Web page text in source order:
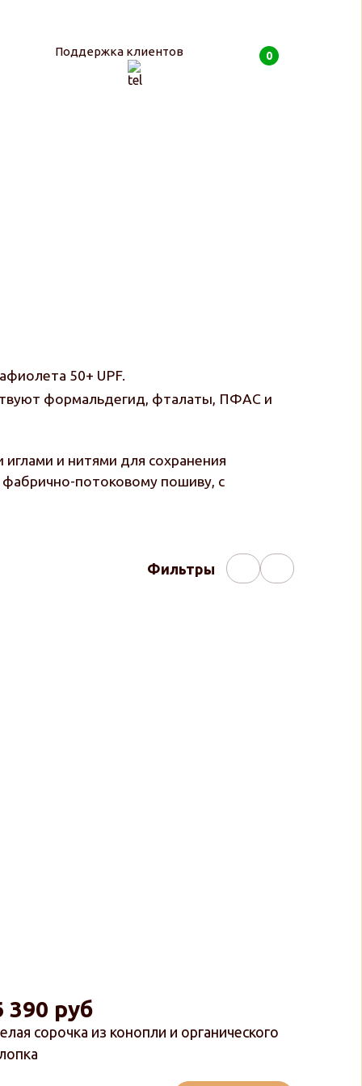
Поддержка клиентов 0
50+ UPF.
формальдегид, фталаты, ПФАС и
и нитями для сохранения
потоковому пошиву, с
Фильтры
сорочка из конопли и органического
390 руб